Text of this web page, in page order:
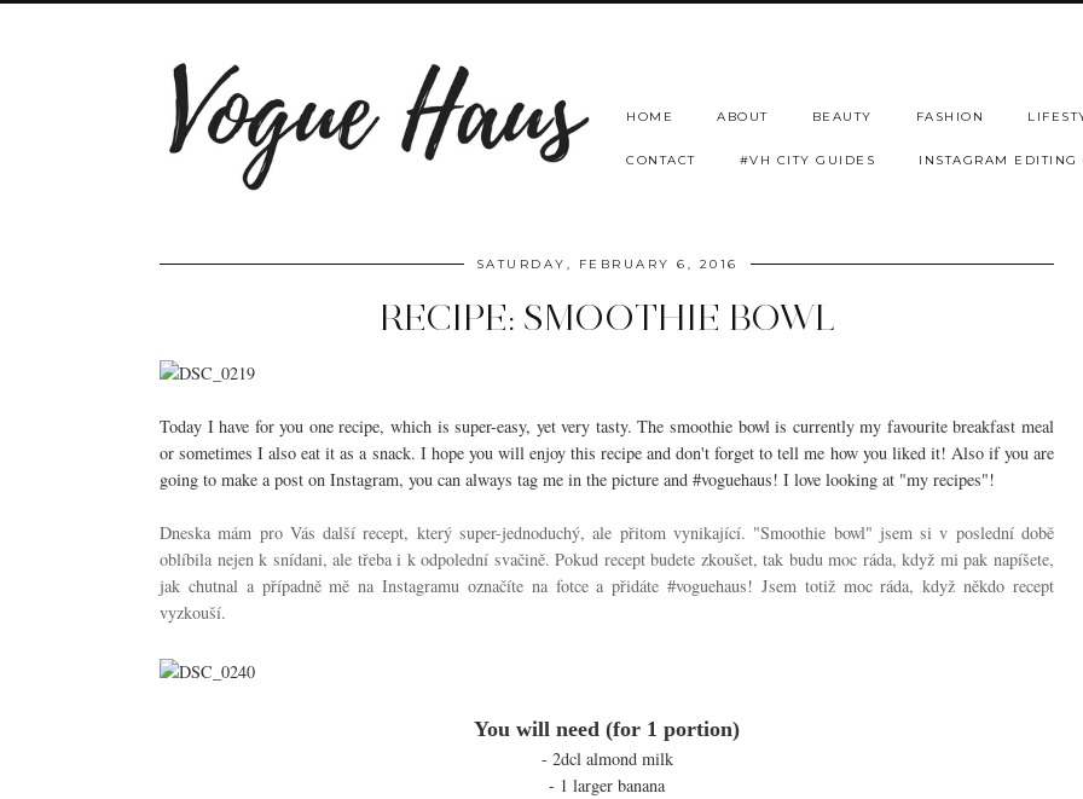
HOME ABOUT BEAUTY FASHION
CONTACT #VH CITY GUIDES INSTAGRAM EDITING
SATURDAY, FEBRUARY 6, 2016
RECIPE: SMOOTHIE BOWL
Today I have for you one recipe, which is super-easy, yet very tasty. The smoothie bowl is currently my favourite breakfast meal
or sometimes I also eat it as a snack. I hope you will enjoy this recipe and don't forget to tell me how you liked it! Also if you are
going to make a post on Instagram, you can always tag me in the picture and #voguehaus! I love looking at "my recipes"!
Dneska mám pro Vás další recept, který super-jednoduchý, ale přitom vynikající. "Smoothie bowl" jsem si v poslední době
oblíbila nejen k snídani, ale třeba i k odpolední svačině. Pokud recept budete zkoušet, tak budu moc ráda, když mi pak napíšete,
jak chutnal a případně mě na Instagramu označíte na fotce a přidáte #voguehaus! Jsem totiž moc ráda, když někdo recept
vyzkouší.
You will need (for 1 portion)
- 2dcl almond milk
- 1 larger banana